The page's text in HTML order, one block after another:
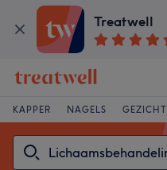
Treatwell
KAPPER NAGELS GEZICHT